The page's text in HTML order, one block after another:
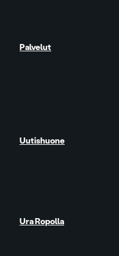
Palvelut
Uutishuone
Ura Ropolla